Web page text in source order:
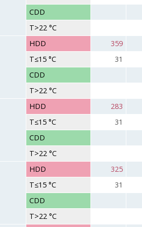
CDD
T>22 °C
HDD
359
T≤15 °C
31
CDD
T>22 °C
HDD
283
T≤15 °C
31
CDD
T>22 °C
HDD
325
T≤15 °C
31
CDD
T>22 °C